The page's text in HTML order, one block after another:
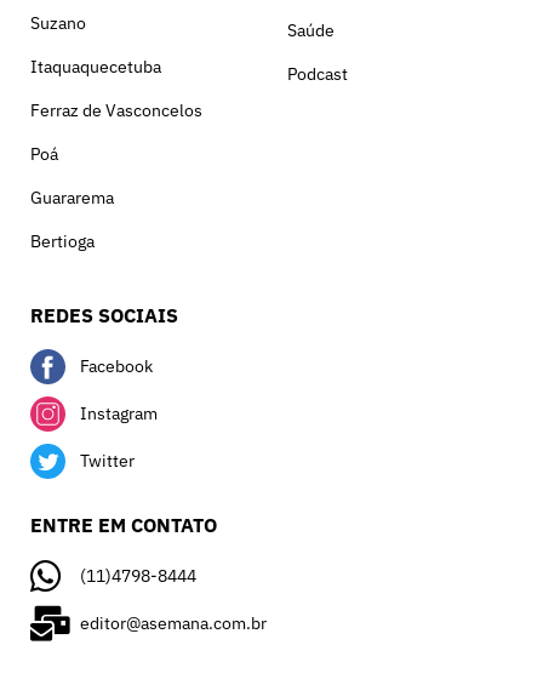
Suzano
Itaquaquecetuba
Ferraz de Vasconcelos
Poá
Guararema
Bertioga
Saúde
Podcast
REDES SOCIAIS
Facebook
Instagram
Twitter
ENTRE EM CONTATO
(11)4798-8444
editor@asemana.com.br